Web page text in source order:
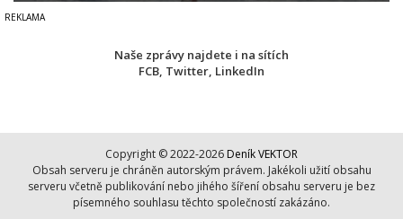
Naše zprávy najdete i na sítích
FCB, Twitter, LinkedIn
Copyright © 2022-2026 Deník VEKTOR
Obsah serveru je chráněn autorským právem. Jakékoli užití obsahu
serveru včetně publikování nebo jihého šíření obsahu serveru je bez
písemného souhlasu těchto společností zakázáno.